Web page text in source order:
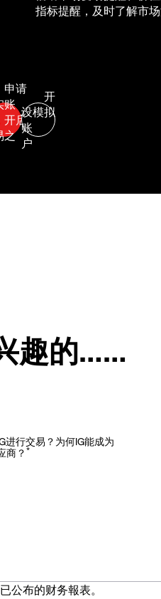
指标提醒，及时了解市
趣的……
进行交易？为何IG能成为
商？*
公布的财务報表。